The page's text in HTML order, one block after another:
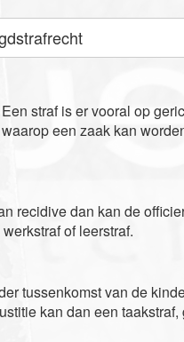
straf is er vooral op
een zaak kan
recidive dan kan de
of leerstraf.
tussenkomst van de
kan dan een